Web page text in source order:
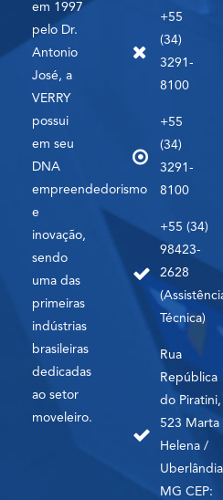
em 1997
pelo Dr.
Antonio
José, a
VERRY
possui
em seu
DNA
empreendedorismo
e
inovação,
sendo
uma das
primeiras
indústrias
brasileiras
dedicadas
ao setor
moveleiro.
+55
(34)
3291-
8100
+55
(34)
3291-
8100
+55 (34)
98423-
2628
Técnica)
Rua
República
do Piratini,
523 Marta
Helena /
MG CEP: